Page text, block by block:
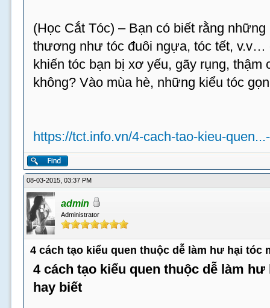
(Học Cắt Tóc) – Bạn có biết rằng
thương như tóc đuôi ngựa, tóc tết, v.v…
khiến tóc bạn bị xơ yếu, gãy rụng, thậm
không? Vào mùa hè, những kiểu tóc
https://tct.info.vn/4-cach-tao-kieu-
08-03-2015, 03:37 PM
admin
Administrator
4 cách tạo kiểu quen thuộc dễ làm hư hại tóc
4 cách tạo kiểu quen thuộc dễ làm
hay biết